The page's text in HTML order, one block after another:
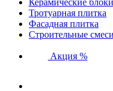
Керамические блоки
Тротуарная плитка
Фасадная плитка
Строительные смеси
Акция %